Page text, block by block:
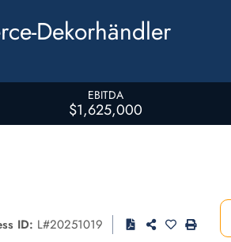
Dekorhändler
EBITDA
$1,625,000
ID: L#20251019